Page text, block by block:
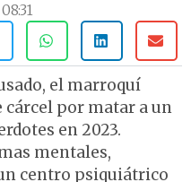
08:31
el marroquí
cárcel por matar a un
en 2023.
mentales,
centro psiquiátrico